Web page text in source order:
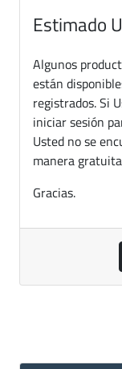
Estimado
Algunos
están
registrados. Si
iniciar sesión
Usted no se
manera
Gracias.